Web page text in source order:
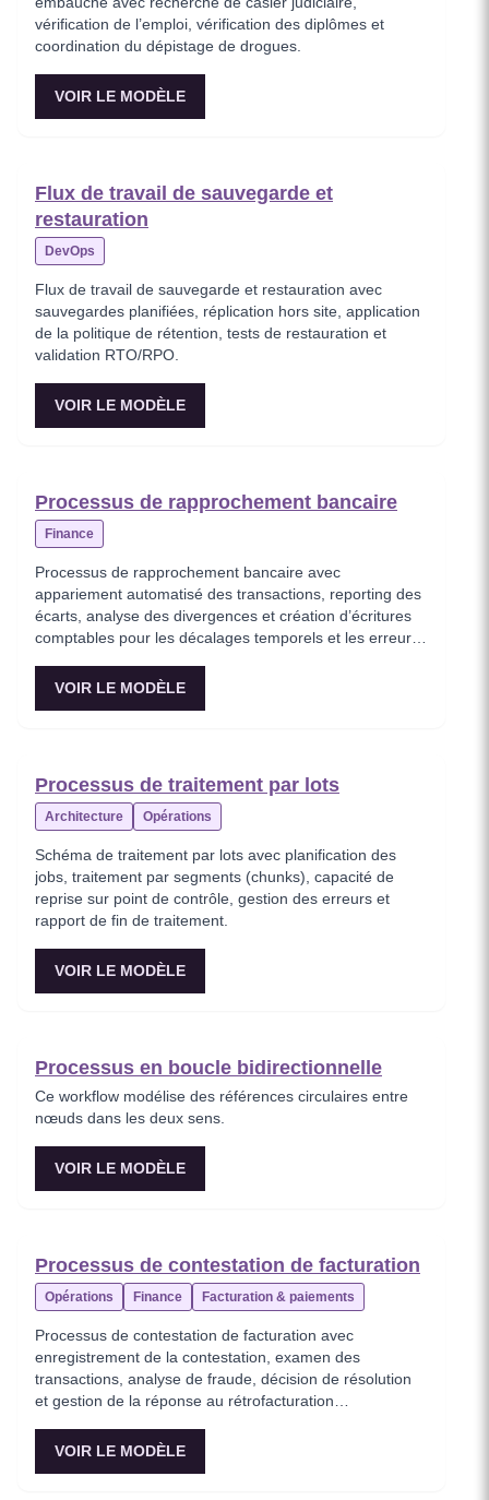
vérification de l’emploi, vérification des diplômes et
coordination du dépistage de drogues.
VOIR LE MODÈLE
Flux de travail de sauvegarde et
restauration
DevOps
Flux de travail de sauvegarde et restauration avec
sauvegardes planifiées, réplication hors site, application
de la politique de rétention, tests de restauration et
validation RTO/RPO.
VOIR LE MODÈLE
Processus de rapprochement bancaire
Finance
Processus de rapprochement bancaire avec
appariement automatisé des transactions, reporting des
écarts, analyse des divergences et création d’écritures
comptables pour les décalages temporels et les erreurs
VOIR LE MODÈLE
Processus de traitement par lots
Architecture Opérations
Schéma de traitement par lots avec planification des
jobs, traitement par segments (chunks), capacité de
reprise sur point de contrôle, gestion des erreurs et
rapport de fin de traitement.
VOIR LE MODÈLE
Processus en boucle bidirectionnelle
Ce workflow modélise des références circulaires entre
nœuds dans les deux sens.
VOIR LE MODÈLE
Processus de contestation de facturation
Opérations Finance Facturation & paiements
Processus de contestation de facturation avec
enregistrement de la contestation, examen des
transactions, analyse de fraude, décision de résolution
et gestion de la réponse au rétrofacturation
VOIR LE MODÈLE